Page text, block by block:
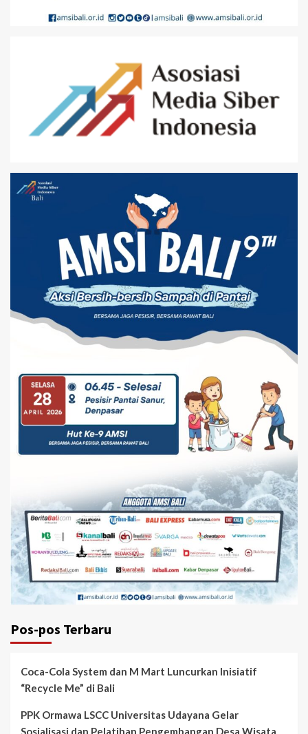
Pos-pos Terbaru
Coca-Cola System dan M Mart Luncurkan Inisiatif
“Recycle Me” di Bali
PPK Ormawa LSCC Universitas Udayana Gelar
Sosialisasi dan Pelatihan Pengembangan Desa Wisata